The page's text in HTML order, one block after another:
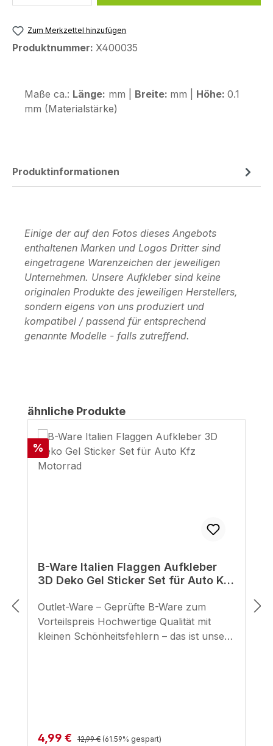
Zum Merkzettel hinzufügen
Produktnummer: X400035
Maße ca.: Länge: mm | Breite: mm | Höhe: 0.1
mm (Materialstärke)
Produktinformationen
Einige der auf den Fotos dieses Angebots
enthaltenen Marken und Logos Dritter sind
eingetragene Warenzeichen der jeweiligen
Unternehmen. Unsere Aufkleber sind keine
originalen Produkte des jeweiligen Herstellers,
sondern eigens von uns produziert und
kompatibel / passend für entsprechend
genannte Modelle - falls zutreffend.
Produktgalerie überspringen
ähnliche Produkte
Rabatt
%
B-Ware Italien Flaggen Aufkleber
3D Deko Gel Sticker Set für Auto Kfz
Outlet-Ware – Geprüfte B-Ware zum
Vorteilspreis Hochwertige Qualität mit
kleinen Schönheitsfehlern – das ist unsere
Pads für den seitlichen Tankbereich
Verkaufspreis:
4,99 € Regulärer Preis:
12,99 € (61.59% gespart)